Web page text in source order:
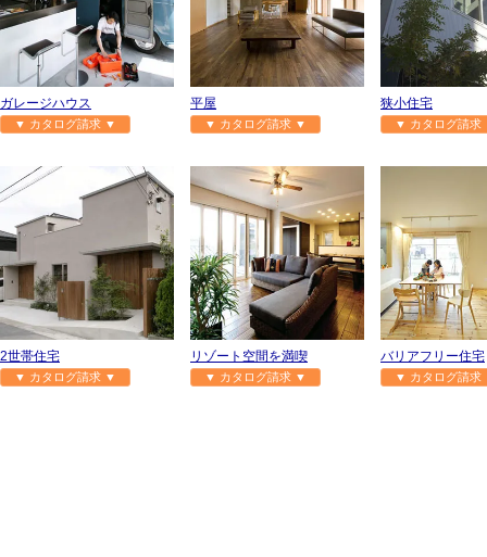
ガレージハウス
▼ カタログ請求 ▼
平屋
▼ カタログ請求 ▼
狭小住宅
▼ カタログ請
2世帯住宅
▼ カタログ請求 ▼
リゾート空間を満喫
▼ カタログ請求 ▼
バリアフリー住宅
▼ カタログ請